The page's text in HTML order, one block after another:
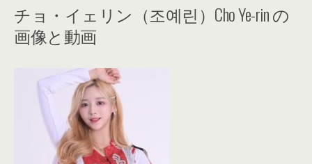
チョ・イェリン（조예린）Cho Ye-rin の
画像と動画